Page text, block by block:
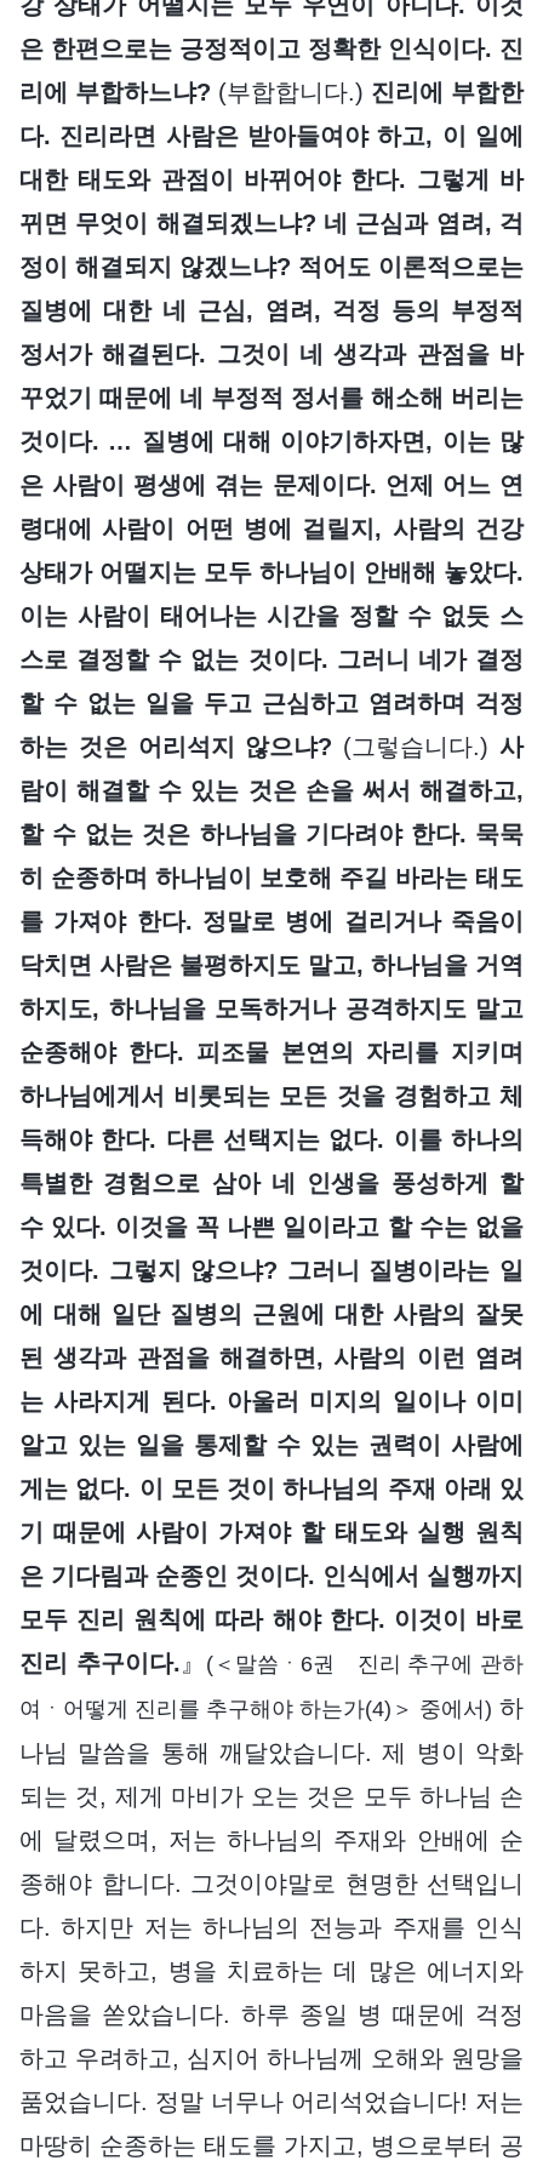
은 한편으로는 긍정적이고 정확한 인식이다. 진
리에 부합하느냐? (부합합니다.) 진리에 부합한
다. 진리라면 사람은 받아들여야 하고, 이 일에
대한 태도와 관점이 바뀌어야 한다. 그렇게 바
뀌면 무엇이 해결되겠느냐? 네 근심과 염려, 걱
정이 해결되지 않겠느냐? 적어도 이론적으로는
질병에 대한 네 근심, 염려, 걱정 등의 부정적
정서가 해결된다. 그것이 네 생각과 관점을 바
꾸었기 때문에 네 부정적 정서를 해소해 버리는
것이다. … 질병에 대해 이야기하자면, 이는 많
은 사람이 평생에 겪는 문제이다. 언제 어느 연
령대에 사람이 어떤 병에 걸릴지, 사람의 건강
상태가 어떨지는 모두 하나님이 안배해 놓았다.
이는 사람이 태어나는 시간을 정할 수 없듯 스
스로 결정할 수 없는 것이다. 그러니 네가 결정
할 수 없는 일을 두고 근심하고 염려하며 걱정
하는 것은 어리석지 않으냐? (그렇습니다.) 사
람이 해결할 수 있는 것은 손을 써서 해결하고,
할 수 없는 것은 하나님을 기다려야 한다. 묵묵
히 순종하며 하나님이 보호해 주길 바라는 태도
를 가져야 한다. 정말로 병에 걸리거나 죽음이
닥치면 사람은 불평하지도 말고, 하나님을 거역
하지도, 하나님을 모독하거나 공격하지도 말고
순종해야 한다. 피조물 본연의 자리를 지키며
하나님에게서 비롯되는 모든 것을 경험하고 체
득해야 한다. 다른 선택지는 없다. 이를 하나의
특별한 경험으로 삼아 네 인생을 풍성하게 할
수 있다. 이것을 꼭 나쁜 일이라고 할 수는 없을
것이다. 그렇지 않으냐? 그러니 질병이라는 일
에 대해 일단 질병의 근원에 대한 사람의 잘못
된 생각과 관점을 해결하면, 사람의 이런 염려
는 사라지게 된다. 아울러 미지의 일이나 이미
알고 있는 일을 통제할 수 있는 권력이 사람에
게는 없다. 이 모든 것이 하나님의 주재 아래 있
기 때문에 사람이 가져야 할 태도와 실행 원칙
은 기다림과 순종인 것이다. 인식에서 실행까지
모두 진리 원칙에 따라 해야 한다. 이것이 바로
진리 추구이다. 』
(＜말씀ㆍ6권 진리 추구에 관하
여ㆍ어떻게 진리를 추구해야 하는가(4)＞ 중에서) 하
나님 말씀을 통해 깨달았습니다. 제 병이 악화
되는 것, 제게 마비가 오는 것은 모두 하나님 손
에 달렸으며, 저는 하나님의 주재와 안배에 순
종해야 합니다. 그것이야말로 현명한 선택입니
다. 하지만 저는 하나님의 전능과 주재를 인식
하지 못하고, 병을 치료하는 데 많은 에너지와
마음을 쏟았습니다. 하루 종일 병 때문에 걱정
하고 우려하고, 심지어 하나님께 오해와 원망을
품었습니다. 정말 너무나 어리석었습니다! 저는
마땅히 순종하는 태도를 가지고, 병으로부터 공